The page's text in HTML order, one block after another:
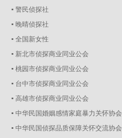
▪ 警民侦探社
▪ 晚晴侦探社
▪ 全国新女性
▪ 新北市侦探商业同业公会
▪ 桃园市侦探商业同业公会
▪ 台中市侦探商业同业公会
▪ 高雄市侦探商业同业公会
▪ 中华民国婚姻感情家庭暴力关怀协会
▪ 中华民国侦探品质保障关怀交流协会